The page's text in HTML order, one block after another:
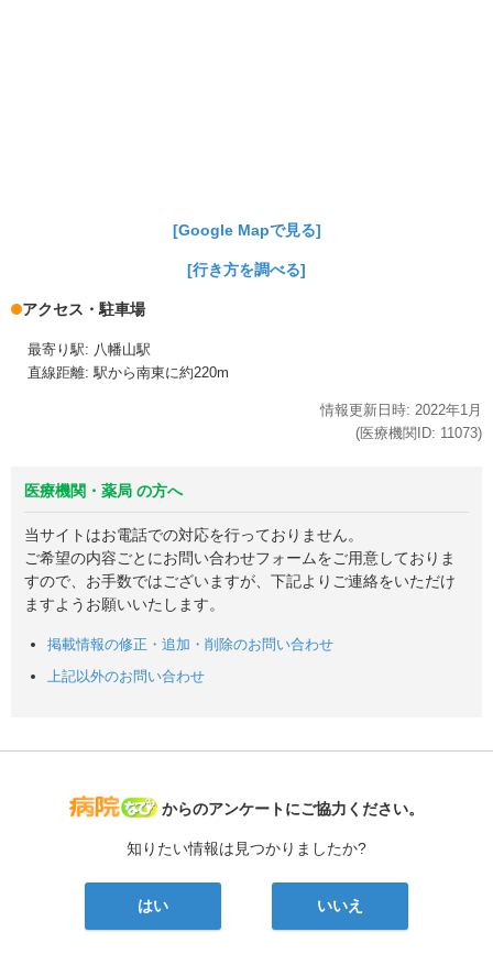
[Google Mapで見る]
[行き方を調べる]
アクセス・駐車場
最寄り駅: 八幡山駅
直線距離: 駅から南東に約220m
情報更新日時: 2022年1月
(医療機関ID: 11073)
医療機関・薬局 の方へ
当サイトはお電話での対応を行っておりません。
ご希望の内容ごとにお問い合わせフォームをご用意しておりま
すので、お手数ではございますが、下記よりご連絡をいただけ
ますようお願いいたします。
掲載情報の修正・追加・削除のお問い合わせ
上記以外のお問い合わせ
病院なび
からのアンケートにご協力ください。
知りたい情報は見つかりましたか?
はい いいえ